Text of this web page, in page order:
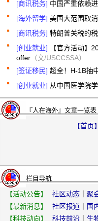
[商讯税务] 中国严重依赖
[海外留学] 美国大范围取
[商讯税务] 特朗普关税的
[创业就业]
【官方活动】
offer （文/USCCSSA）
[签证移民] 超全！H-1B抽
[创业就业] 从中国医学院
『人在海外』文章一览表
【首页】
栏目导航
【活动公告】 社区动态 聚
【最新消息】
社区报道 国
【科技动向】
科技前沿 生